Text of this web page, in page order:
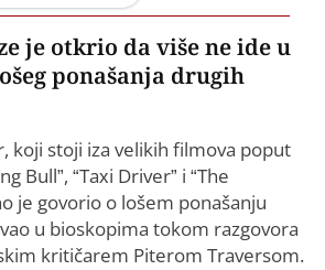
je otkrio da više ne ide u
ponašanja drugih
koji stoji iza velikih filmova poput
Bull”, “Taxi Driver” i “The
je govorio o lošem ponašanju
u bioskopima tokom razgovora
kritičarem Piterom Traversom.